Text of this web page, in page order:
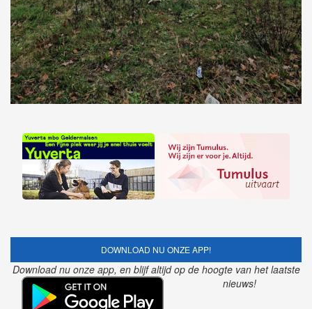
DOWNLOAD NU ONZE APP!
Download nu onze app, en blijf altijd op de hoogte van het laatste
nieuws!